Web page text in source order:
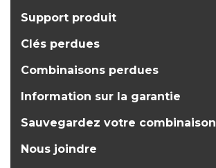
Support produit
Clés perdues
Combinaisons perdues
Information sur la garantie
Sauvegardez votre combinaison
Nous joindre